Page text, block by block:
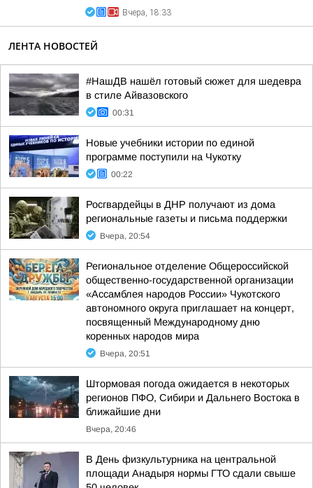
Вчера, 18:33
ЛЕНТА НОВОСТЕЙ
#НашДВ нашёл готовый сюжет для шедевра
в стиле Айвазовского
00:31
Новые учебники истории по единой
программе поступили на Чукотку
00:22
Росгвардейцы в ДНР получают из дома
региональные газеты и письма поддержки
Вчера, 20:54
Региональное отделение Общероссийской
общественно-государственной организации
«Ассамблея народов России» Чукотского
автономного округа приглашает на концерт,
посвященный Международному дню
коренных народов мира
Вчера, 20:51
Штормовая погода ожидается в некоторых
регионов ПФО, Сибири и Дальнего Востока в
ближайшие дни
Вчера, 20:46
В День физкультурника на центральной
площади Анадыря нормы ГТО сдали свыше